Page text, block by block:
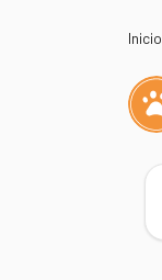
Inicio